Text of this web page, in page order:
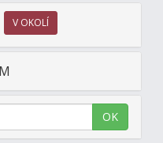
V OKOLÍ
OK